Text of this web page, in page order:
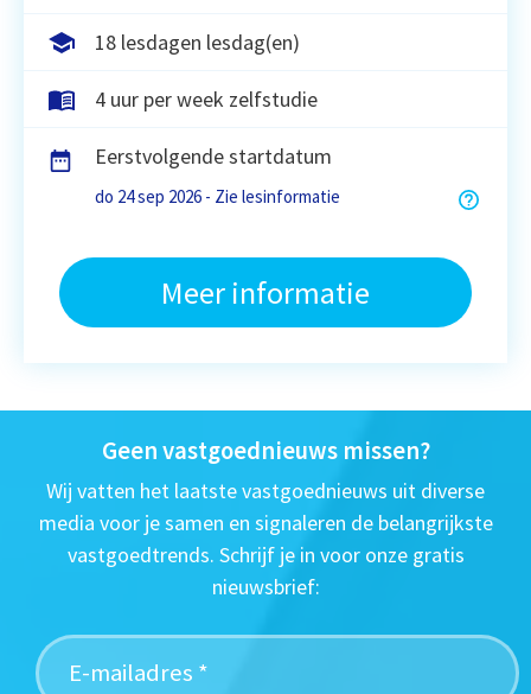
18 lesdagen lesdag(en)
4 uur per week zelfstudie
Eerstvolgende startdatum
do 24 sep 2026 - Zie lesinformatie
Meer informatie
Geen vastgoednieuws missen?
Wij vatten het laatste vastgoednieuws uit diverse
media voor je samen en signaleren de belangrijkste
vastgoedtrends. Schrijf je in voor onze gratis
nieuwsbrief: